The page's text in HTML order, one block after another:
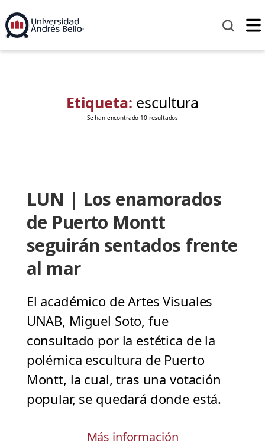
Etiqueta: escultura
Se han encontrado 10 resultados
LUN | Los enamorados
de Puerto Montt
seguirán sentados frente
al mar
El académico de Artes Visuales
UNAB, Miguel Soto, fue
consultado por la estética de la
polémica escultura de Puerto
Montt, la cual, tras una votación
popular, se quedará donde está.
Más información